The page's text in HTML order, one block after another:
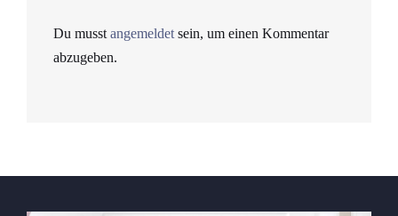
Du musstangemeldetsein, um einen Kommentar
abzugeben.